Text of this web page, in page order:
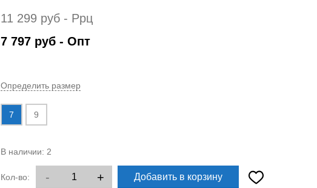
11 299 руб - Ррц
7 797 руб - Опт
Определить размер
7 9
В наличии: 2
Кол-во: - + Добавить в корзину